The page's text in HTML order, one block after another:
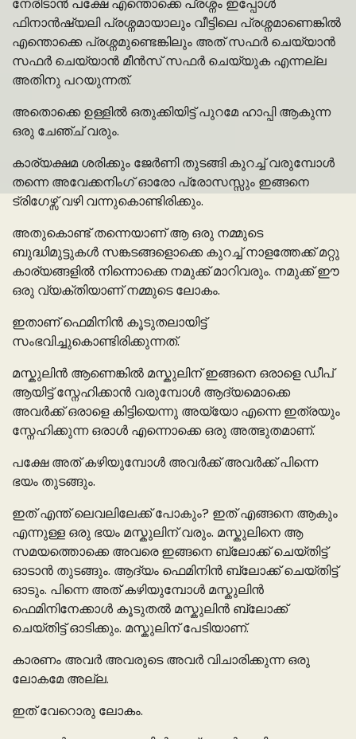
നേരിടാൻ പക്ഷേ എന്തൊക്കെ പ്രശ്നം ഇപ്പോൾ
ഫിനാൻഷ്യലി പ്രശ്നമായാലും വീട്ടിലെ പ്രശ്നമാണെങ്കിൽ
എന്തൊക്കെ പ്രശ്നമുണ്ടെങ്കിലും അത് സഫർ ചെയ്യാൻ
സഫർ ചെയ്യാൻ മീൻസ് സഫർ ചെയ്യുക എന്നല്ല
അതിനു പറയുന്നത്.
അതൊക്കെ ഉള്ളിൽ ഒതുക്കിയിട്ട് പുറമേ ഹാപ്പി ആകുന്ന
ഒരു ചേഞ്ച് വരും.
കാര്യക്ഷമ ശരിക്കും ജേർണി തുടങ്ങി കുറച്ച് വരുമ്പോൾ
തന്നെ അവേക്കനിംഗ് ഓരോ പ്രോസസ്സും ഇങ്ങനെ
ട്രിഗേഴ്സ് വഴി വന്നുകൊണ്ടിരിക്കും.
അതുകൊണ്ട് തന്നെയാണ് ആ ഒരു നമ്മുടെ
ബുദ്ധിമുട്ടുകൾ സങ്കടങ്ങളൊക്കെ കുറച്ച് നാളത്തേക്ക് മറ്റു
കാര്യങ്ങളിൽ നിന്നൊക്കെ നമുക്ക് മാറിവരും. നമുക്ക് ഈ
ഒരു വ്യക്തിയാണ് നമ്മുടെ ലോകം.
ഇതാണ് ഫെമിനിൻ കൂടുതലായിട്ട്
സംഭവിച്ചുകൊണ്ടിരിക്കുന്നത്.
മസ്കുലിൻ ആണെങ്കിൽ മസ്കുലിന് ഇങ്ങനെ ഒരാളെ ഡീപ്
ആയിട്ട് സ്നേഹിക്കാൻ വരുമ്പോൾ ആദ്യമൊക്കെ
അവർക്ക് ഒരാളെ കിട്ടിയെന്നു അയ്യോ എന്നെ ഇത്രയും
സ്നേഹിക്കുന്ന ഒരാൾ എന്നൊക്കെ ഒരു അത്ഭുതമാണ്.
പക്ഷേ അത് കഴിയുമ്പോൾ അവർക്ക് അവർക്ക് പിന്നെ
ഭയം തുടങ്ങും.
ഇത് എന്ത് ലെവലിലേക്ക് പോകും? ഇത് എങ്ങനെ ആകും
എന്നുള്ള ഒരു ഭയം മസ്കുലിന് വരും. മസ്കുലിനെ ആ
സമയത്തൊക്കെ അവരെ ഇങ്ങനെ ബ്ലോക്ക് ചെയ്തിട്ട്
ഓടാൻ തുടങ്ങും. ആദ്യം ഫെമിനിൻ ബ്ലോക്ക് ചെയ്തിട്ട്
ഓടും. പിന്നെ അത് കഴിയുമ്പോൾ മസ്കുലിൻ
ഫെമിനിനേക്കാൾ കൂടുതൽ മസ്കുലിൻ ബ്ലോക്ക്
ചെയ്തിട്ട് ഓടിക്കും. മസ്കുലിന് പേടിയാണ്.
കാരണം അവർ അവരുടെ അവർ വിചാരിക്കുന്ന ഒരു
ലോകമേ അല്ല.
ഇത് വേറൊരു ലോകം.